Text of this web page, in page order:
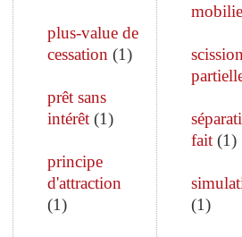
plus-value de
cessation (1)
prêt sans
intérêt(1)
principe
d'attraction
(1)
fait(1)
(1)